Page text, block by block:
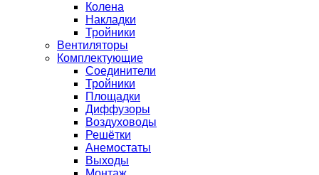
Колена
Накладки
Тройники
Вентиляторы
Комплектующие
Соединители
Тройники
Площадки
Диффузоры
Воздуховоды
Решётки
Анемостаты
Выходы